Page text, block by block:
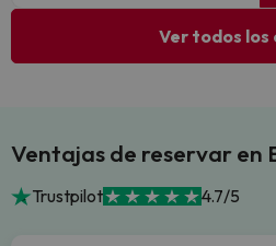
Ver todos los
Ventajas de reservar en
Trustpilot 4.7/5